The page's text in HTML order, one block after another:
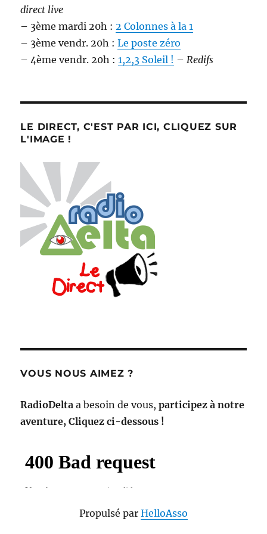
direct live
– 3ème mardi 20h :2 Colonnes à la 1
– 3ème vendr. 20h :Le poste zéro
– 4ème vendr. 20h :1,2,3 Soleil ! –Redifs
LE DIRECT, C'EST PAR ICI, CLIQUEZ SUR
L'IMAGE !
VOUS NOUS AIMEZ ?
RadioDelta a besoin de vous,participez à notre
aventure, Cliquez ci-dessous !
Propulsé par HelloAsso